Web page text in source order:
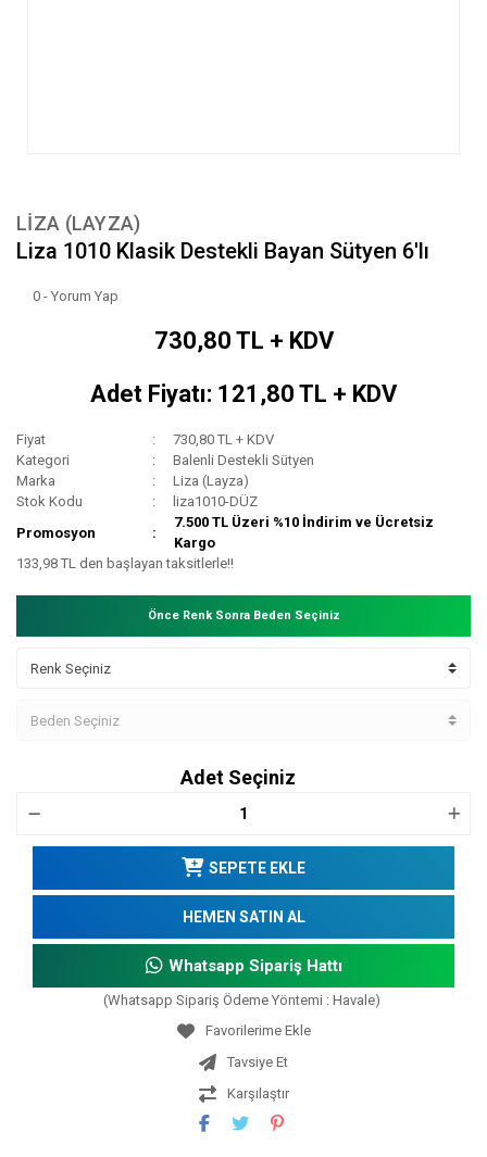
LIZA (LAYZA)
Liza 1010 Klasik Destekli Bayan Sütyen 6'lı
0 - Yorum Yap
730,80 TL + KDV
Adet Fiyatı: 121,80 TL + KDV
Fiyat
730,80 TL + KDV
Kategori
Balenli Destekli Sütyen
Marka
Liza (Layza)
Stok Kodu
liza1010-DÜZ
Promosyon
7.500 TL Üzeri %10 İndirim ve Ücretsiz
Kargo
133,98 TL den başlayan taksitlerle!!
Önce Renk Sonra Beden Seçiniz
Adet Seçiniz
SEPETE EKLE
HEMEN SATIN AL
Whatsapp Sipariş Hattı
(Whatsapp Sipariş Ödeme Yöntemi : Havale)
Tavsiye Et
Karşılaştır